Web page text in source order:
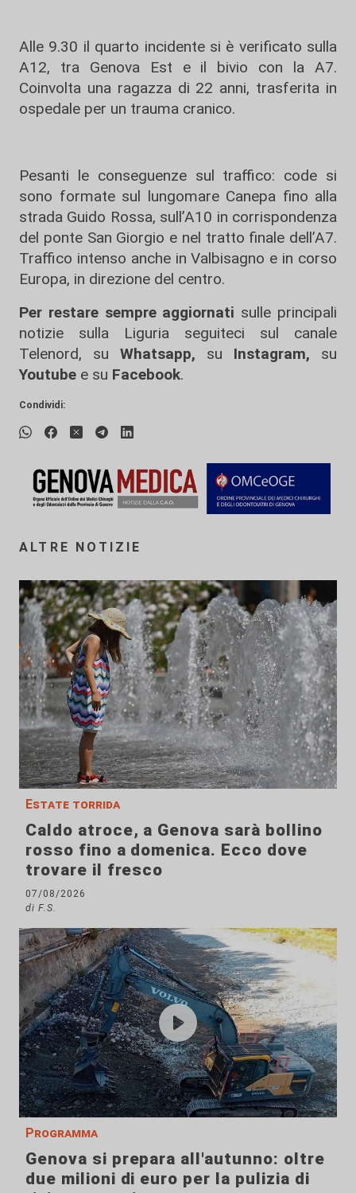
Alle 9.30 il quarto incidente si è verificato sulla
A12, tra Genova Est e il bivio con la A7.
Coinvolta una ragazza di 22 anni, trasferita in
ospedale per un trauma cranico.
Pesanti le conseguenze sul traffico: code si
sono formate sul lungomare Canepa fino alla
strada Guido Rossa, sull’A10 in corrispondenza
del ponte San Giorgio e nel tratto finale dell’A7.
Traffico intenso anche in Valbisagno e in corso
Europa, in direzione del centro.
Per restare sempre aggiornati sulle principali
notizie sulla Liguria seguiteci sul canale
Telenord, su
Whatsapp, su Instagram, su
Youtube e su Facebook.
Condividi:
ALTRE NOTIZIE
Estate torrida
Caldo atroce, a Genova sarà bollino
rosso fino a domenica. Ecco dove
trovare il fresco
07/08/2026
di F.S.
Programma
Genova si prepara all'autunno: oltre
due milioni di euro per la pulizia di